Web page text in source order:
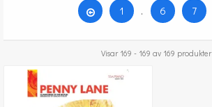
1 . 6 7
Visar 169 - 169 av 169 produkter